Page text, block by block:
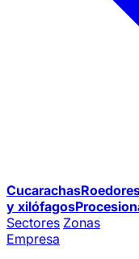
Cucarachas
y xilófagos
Sectores Zonas
Empresa